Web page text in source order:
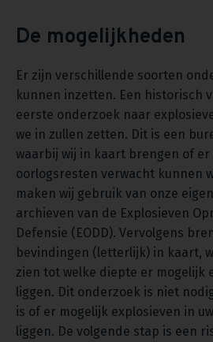
De mogelijkheden
Er zijn verschillende soorten
kunnen inzetten. Een historisch
eerste onderzoek naar
we in zullen zetten. Dit is een
waarbij wij in kaart brengen of
oorlogsresten verwacht kunnen
maken wij gebruik van onze
archieven van de Explosieven
Defensie (EODD). Vervolgens
bevindingen (letterlijk) in kaart,
zien tot welke diepte er mogelijk
liggen. Dit onderzoek is niet
is of er mogelijk explosieven in
liggen. De volgende stap is een